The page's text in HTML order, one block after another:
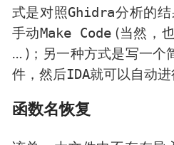
式是对照Ghidra分析的结
手动Make Code (当然，
… )；另一种方式是写一个
件，然后IDA就可以自动进
函数名恢复